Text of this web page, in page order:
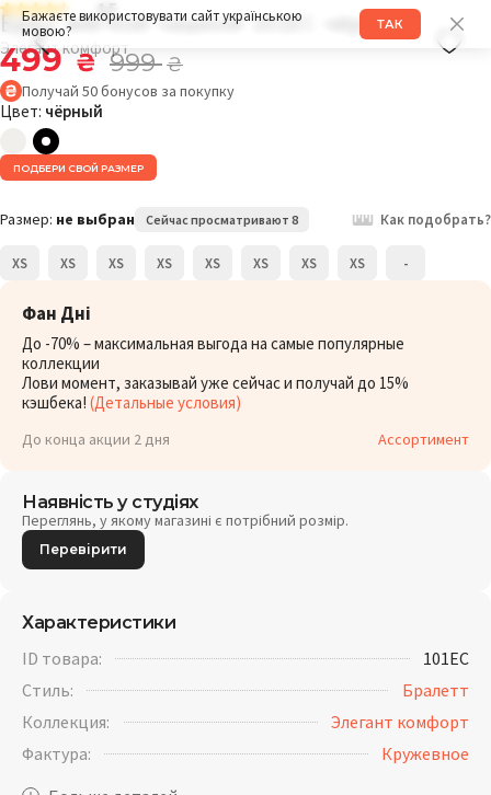
Бажаєте використовувати сайт українською
мовою?
ТАК
4.5
Бра с мягкой чашкой 101EC чёрный
Элегант комфорт
499₴ 999₴
Получай 50бонусов за покупку
Цвет: чёрный
ПОДБЕРИ СВОЙ РАЗМЕР
Размер: не выбран Сейчас просматривают 8 Как подобрать?
XS XS XS XS XS XS XS XS -
Фан Дні
До -70% – максимальная выгода на самые популярные
коллекции
Лови момент, заказывай уже сейчас и получай до 15%
кэшбека! (Детальные условия)
До конца акции 2 дня Ассортимент
Наявність у студіях
Переглянь, у якому магазині є потрібний розмір.
Перевірити
Характеристики
ID товара:
101EC
Стиль:
Бралетт
Коллекция:
Элегант комфорт
Фактура:
Кружевное